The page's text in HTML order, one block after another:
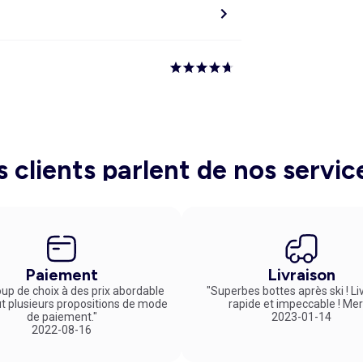
clients parlent de nos
Paiement
de choix à des prix abordable
plusieurs propositions de mode
de paiement."
2022-08-16
Livraison
"Superbes bottes après ski !
rapide et impeccable !
2023-01-14